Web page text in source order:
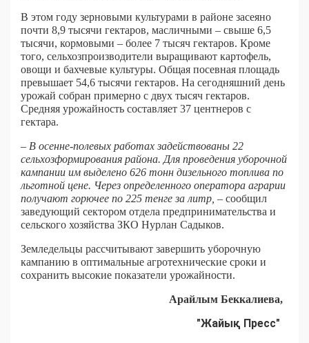
В этом году зерновыми культурами в районе засеяно
почти 8,9 тысячи гектаров, масличными – свыше 6,5
тысячи, кормовыми – более 7 тысяч гектаров. Кроме
того, сельхозпроизводители выращивают картофель,
овощи и бахчевые культуры. Общая посевная площадь
превышает 54,6 тысячи гектаров. На сегодняшний день
урожай собран примерно с двух тысяч гектаров.
Средняя урожайность составляет 37 центнеров с
гектара.
– В осенне-полевых работах задействованы 22
сельхозформирования района. Для проведения уборочной
кампании им выделено 626 тонн дизельного топлива по
льготной цене. Через определенного оператора аграрии
получают горючее по 225 тенге за литр, – сообщил
заведующий сектором отдела предпринимательства и
сельского хозяйства ЗКО Нурлан Садыков.
Земледельцы рассчитывают завершить уборочную
кампанию в оптимальные агротехнические сроки и
сохранить высокие показатели урожайности.
Арайлым Беккалиева,
"Жайық Пресс"